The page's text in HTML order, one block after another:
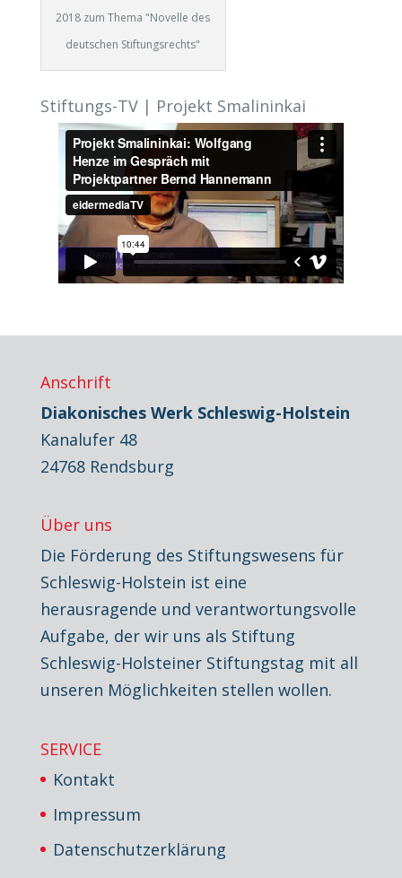
2018 zum Thema "Novelle des
deutschen Stiftungsrechts"
Stiftungs-TV | Projekt Smalininkai
Anschrift
Diakonisches Werk Schleswig-Holstein
Kanalufer 48
24768 Rendsburg
Über uns
Die Förderung des Stiftungswesens für
Schleswig-Holstein ist eine
herausragende und verantwortungsvolle
Aufgabe, der wir uns als Stiftung
Schleswig-Holsteiner Stiftungstag mit all
unseren Möglichkeiten stellen wollen.
SERVICE
Kontakt
Impressum
Datenschutzerklärung